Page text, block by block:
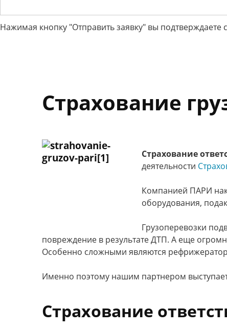
Нажимая кнопку "Отправить заявку" вы
Страхование
Страхование
деятельности
Компанией ПАРИ
оборудования,
Грузоперевозки
повреждение в результате ДТП. А еще
Особенно сложными являются
Именно поэтому нашим партнером
Страхование